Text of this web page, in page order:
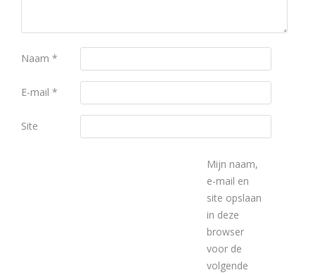
Naam *
E-mail *
Site
Mijn naam,
e-mail en
site opslaan
in deze
browser
voor de
volgende